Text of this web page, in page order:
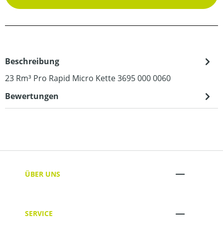
Beschreibung
23 Rm³ Pro Rapid Micro Kette 3695 000 0060
Bewertungen
ÜBER UNS
SERVICE